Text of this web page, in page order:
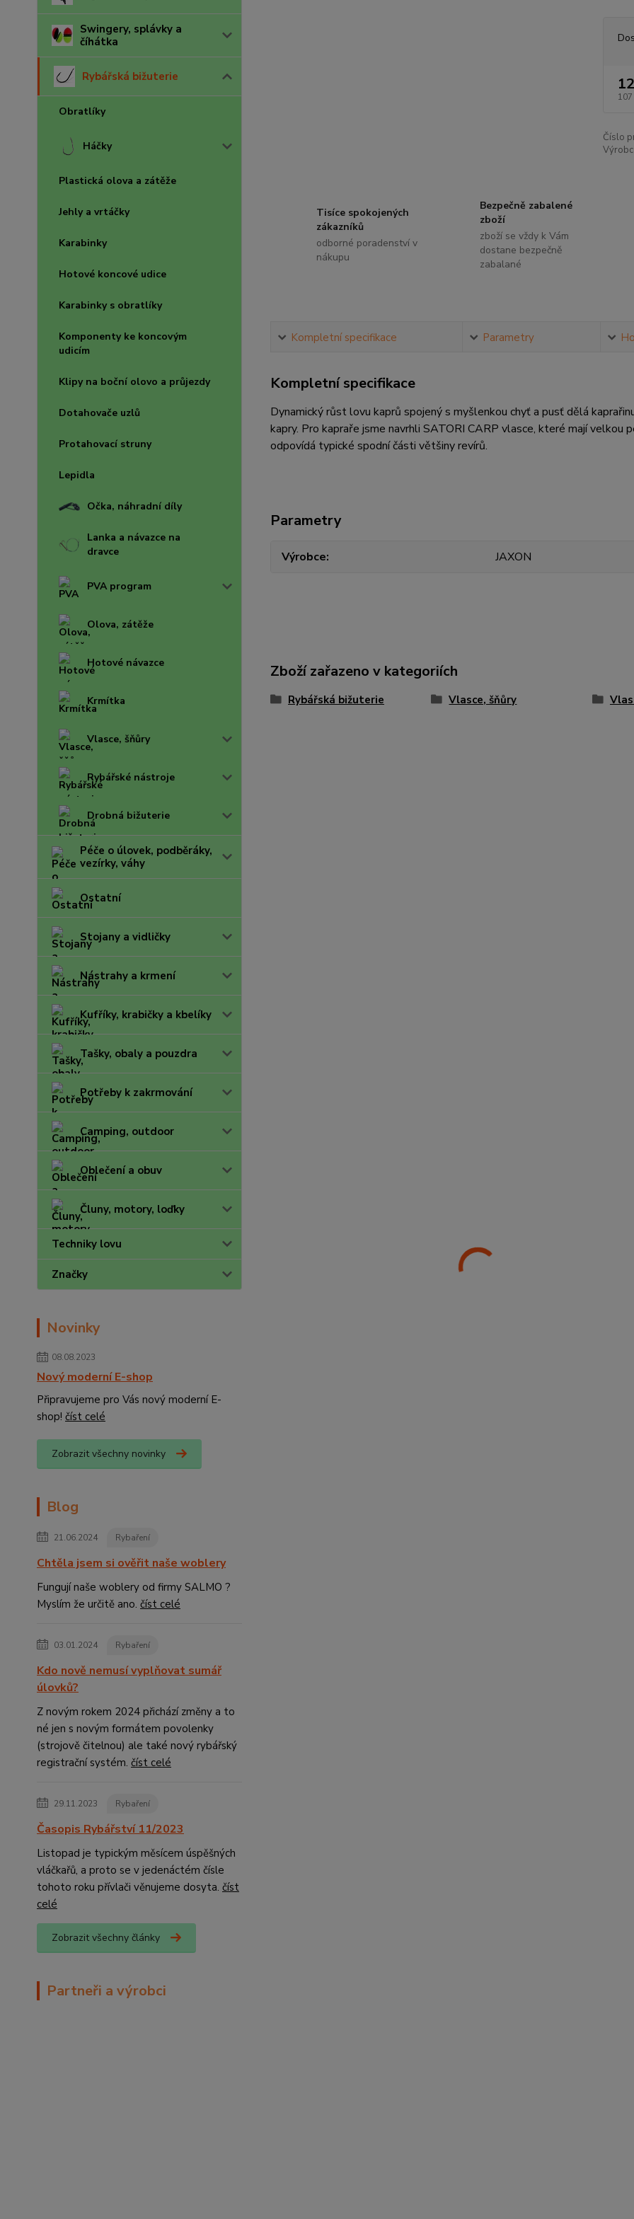
Swingery, splávky a
číhátka
Rybářská bižuterie
Obratlíky
Háčky
Plastická olova a zátěže
Jehly a vrtáčky
Karabinky
Hotové koncové udice
Karabinky s obratlíky
Komponenty ke koncovým
udicím
Klipy na boční olovo a průjezdy
Dotahovače uzlů
Protahovací struny
Lepidla
Očka, náhradní díly
Lanka a návazce na
dravce
PVA program
Olova, zátěže
Hotové návazce
Krmítka
Vlasce, šňůry
Rybářské nástroje
Drobná bižuterie
Péče o úlovek, podběráky,
vezírky, váhy
Ostatní
Stojany a vidličky
Nástrahy a krmení
Kufříky, krabičky a kbelíky
Tašky, obaly a pouzdra
Potřeby k zakrmování
Camping, outdoor
Oblečení a obuv
Čluny, motory, loďky
Techniky lovu
Značky
Novinky
08.08.2023
Nový moderní E-shop
Připravujeme pro Vás nový moderní E-
shop! číst celé
Zobrazit všechny novinky
Blog
21.06.2024 Rybaření
Chtěla jsem si ověřit naše woblery
Fungují naše woblery od firmy SALMO ?
Myslím že určitě ano. číst celé
03.01.2024 Rybaření
Kdo nově nemusí vyplňovat sumář
úlovků?
Z novým rokem 2024 přichází změny a to
né jen s novým formátem povolenky
(strojově čitelnou) ale také nový rybářský
registrační systém. číst celé
29.11.2023 Rybaření
Časopis Rybářství 11/2023
Listopad je typickým měsícem úspěšných
vláčkařů, a proto se v jedenáctém čísle
tohoto roku přívlači věnujeme dosyta. číst
celé
Zobrazit všechny články
Partneři a výrobci
107
Číslo
Tisíce spokojených
zákazníků
odborné poradenství v
nákupu
Bezpečně zabalené
zboží
zboží se vždy k Vám
dostane bezpečně
zabalané
Kompletní specifikace Parametry
Kompletní specifikace
Dynamický růst lovu kaprů spojený s myšlenkou chyť a pusť dělá
kapry. Pro kapraře jsme navrhli SATORI CARP vlasce, které mají
odpovídá typické spodní části většiny revírů.
Parametry
Výrobce JAXON
Zboží zařazeno v kategoriích
Rybářská bižuterie Vlasce, šňůry